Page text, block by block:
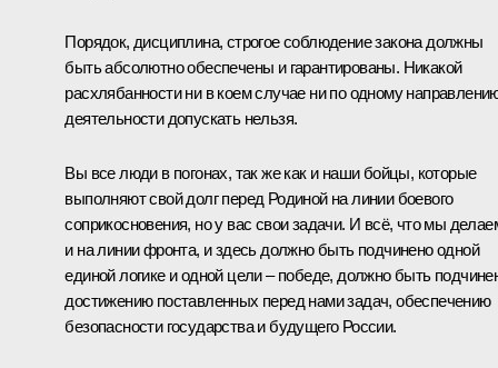
Порядок, дисциплина, строгое соблюдение закона должны
быть абсолютно обеспечены и гарантированы. Никакой
расхлябанности ни в коем случае ни по одному
деятельности допускать нельзя.
Вы все люди в погонах, так же как и наши бойцы, которые
выполняют свой долг перед Родиной на линии боевого
соприкосновения, но у вас свои задачи. И всё, что мы
и на линии фронта, и здесь должно быть подчинено одной
единой логике и одной цели – победе, должно быть
достижению поставленных перед нами задач, обеспечению
безопасности государства и будущего России.